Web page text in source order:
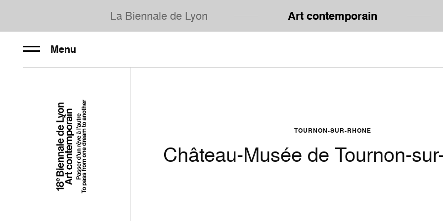
La Biennale de Lyon Art contemporain
Menu
TOURNON-SUR-RHONE
Château-Musée de Tournon-